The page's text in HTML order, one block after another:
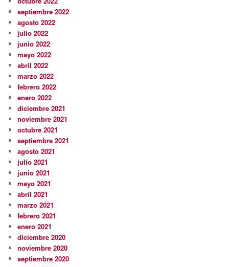
septiembre 2022
agosto 2022
julio 2022
junio 2022
mayo 2022
abril 2022
marzo 2022
febrero 2022
enero 2022
diciembre 2021
noviembre 2021
octubre 2021
septiembre 2021
agosto 2021
julio 2021
junio 2021
mayo 2021
abril 2021
marzo 2021
febrero 2021
enero 2021
diciembre 2020
noviembre 2020
septiembre 2020